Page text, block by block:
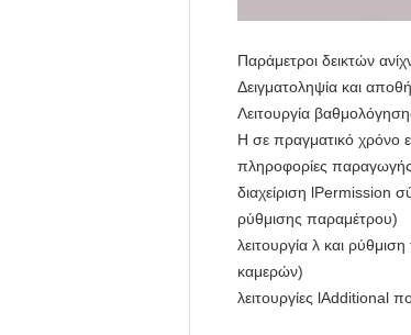
Παράμετροι δεικτών
Δειγματοληψία και
Λειτουργία
Η σε πραγματικό χρόνο
πληροφορίες παραγωγής
διαχείριση lPermission
ρύθμισης παραμέτρου)
λειτουργία λ και
καμερών)
λειτουργίες lAdditional